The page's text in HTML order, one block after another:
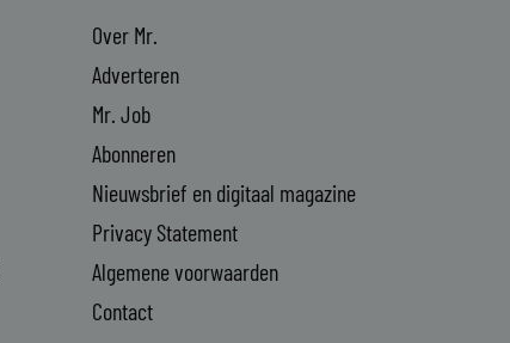
Over Mr.
Adverteren
Mr. Job
Abonneren
Nieuwsbrief en digitaal magazine
Privacy Statement
Algemene voorwaarden
Contact